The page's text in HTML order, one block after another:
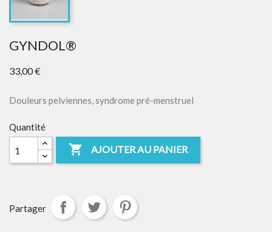
GYNDOL®
33,00 €
Douleurs pelviennes, syndrome pré-menstruel
Quantité
 AJOUTER AU PANIER
Partager